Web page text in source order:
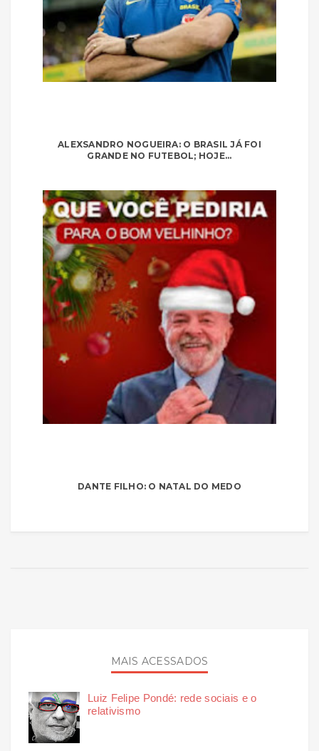
ALEXSANDRO NOGUEIRA: O BRASIL JÁ FOI
GRANDE NO FUTEBOL; HOJE...
DANTE FILHO: O NATAL DO MEDO
MAIS ACESSADOS
Luiz Felipe Pondé: rede sociais e o
relativismo